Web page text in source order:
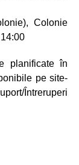
Colonie
planificate în
pe site-
Întreruperi